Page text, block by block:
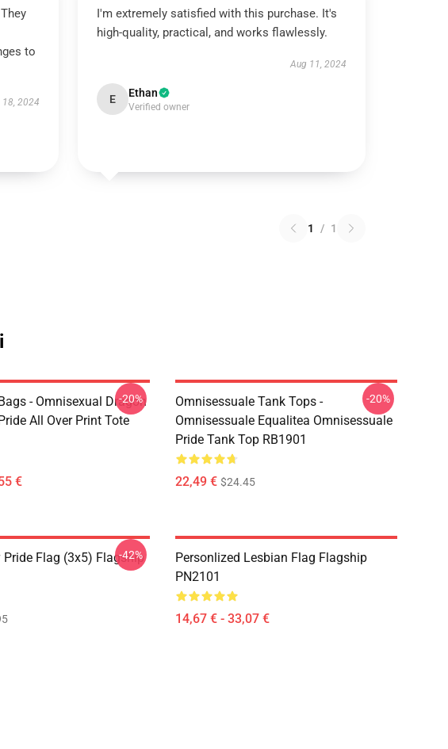
to
18, 2024
I'm extremely satisfied with this purchase. It's
high-quality, practical, and works flawlessly.
Aug 11, 2024
E Ethan
Verified owner
1 / 1
- Omnisexual Dragon
All Over Print Tote
€
-20%
Omnisessuale Tank Tops -
Omnisessuale Equalitea Omnisessuale
Pride Tank Top RB1901
22,49 € $24.45
-20%
Pride Flag (3x5) Flagship
-42%
Personlized Lesbian Flag Flagship
PN2101
14,67 € - 33,07 €